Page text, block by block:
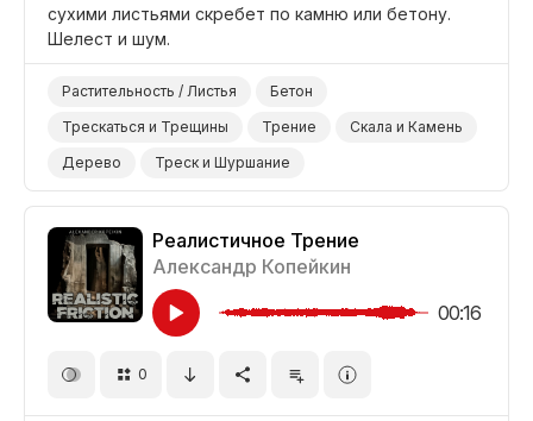
сухими листьями скребет по камню или бетону.
Шелест и шум.
Растительность / Листья
Бетон
Трескаться и Трещины
Трение
Скала и Камень
Дерево
Треск и Шуршание
Реалистичное Трение
Александр Копейкин
00:16
0